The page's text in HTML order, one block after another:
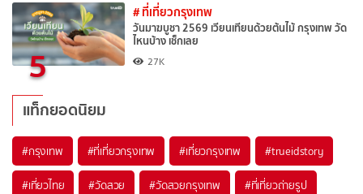
5
# ที่เที่ยวกรุงเทพ
วันมาฆบูชา 2569 เวียนเทียนด้วยต้นไม้ กรุงเทพ วัด
ไหนบ้าง เช็กเลย
27K
แท็กยอดนิยม
#กรุงเทพ #ที่เที่ยวกรุงเทพ #เที่ยวกรุงเทพ #trueidstory
#เที่ยวไทย #วัดสวย #วัดสวยกรุงเทพ #ที่เที่ยวถ่ายรูป